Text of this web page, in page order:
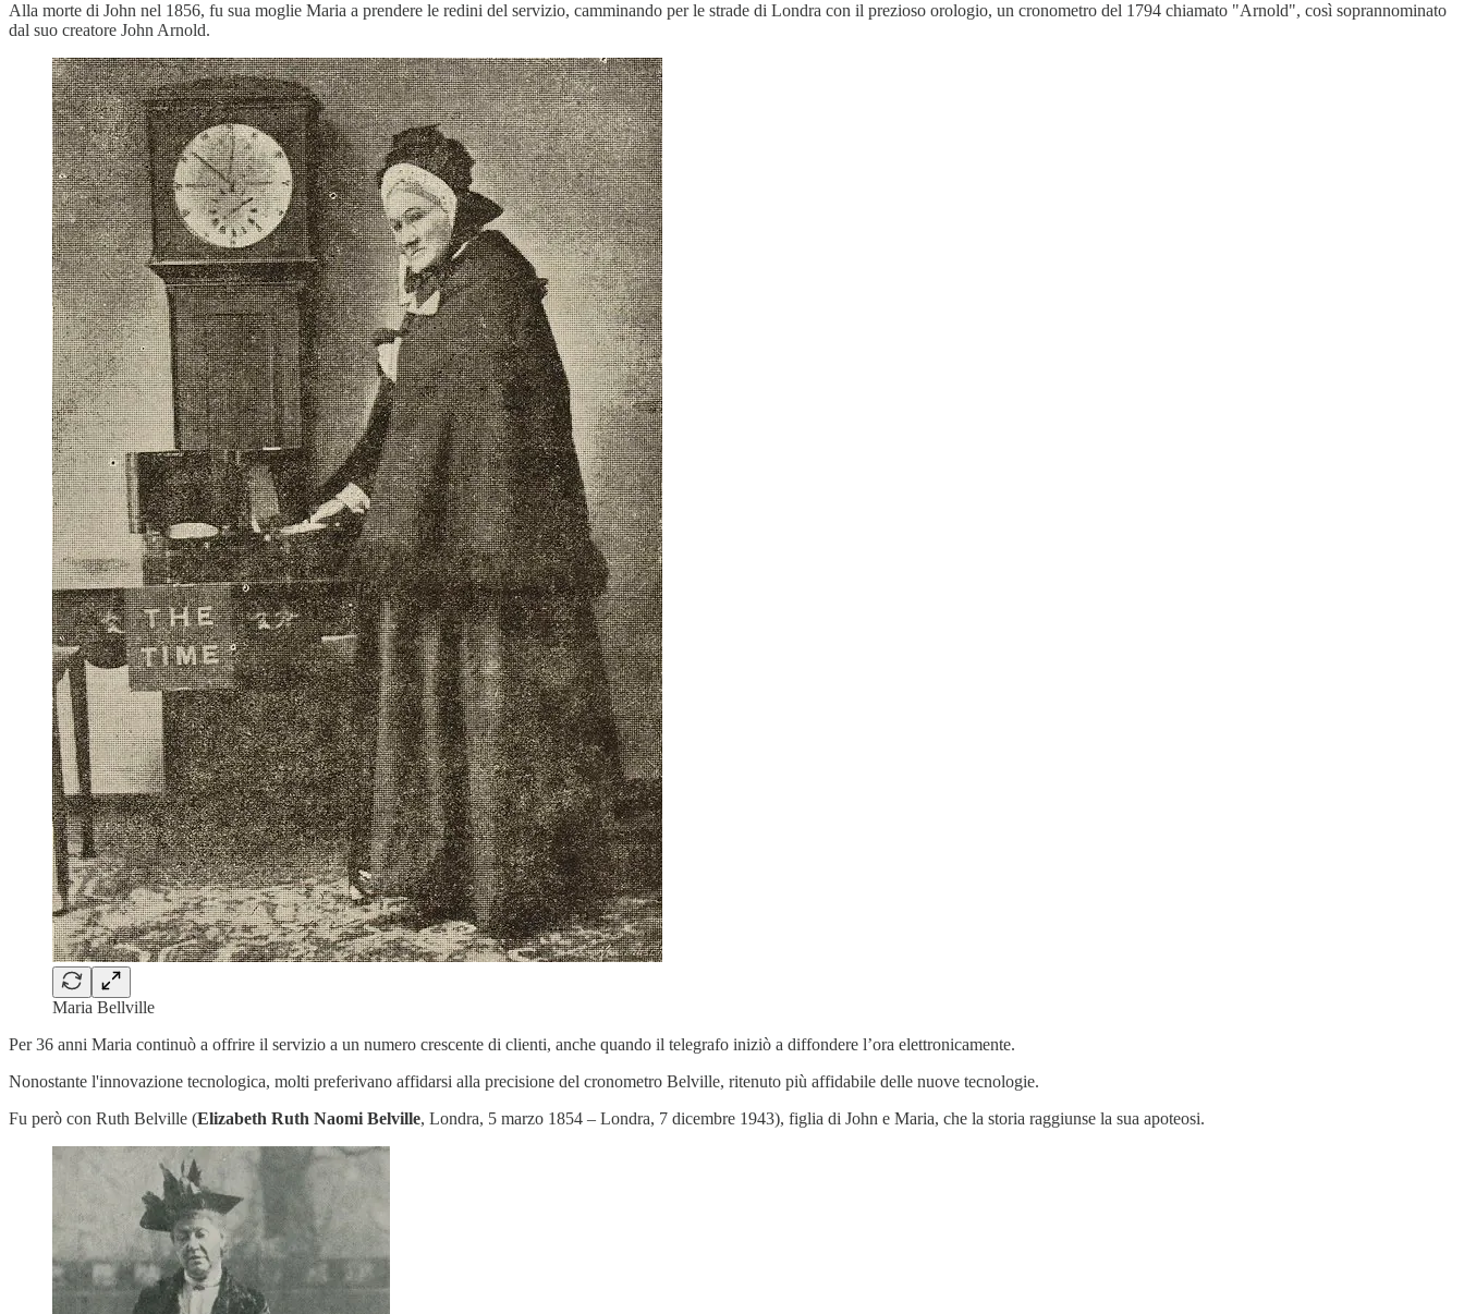
Alla morte di John nel 1856, fu sua moglie Maria a prendere le redini del servizio, camminando per le strade di Londra con il prezioso orologio, un cronometro del 1794 chiamato "Arnold", così soprannominato
dal suo creatore John Arnold.
Maria Bellville
Per 36 anni Maria continuò a offrire il servizio a un numero crescente di clienti, anche quando il telegrafo iniziò a diffondere l’ora elettronicamente.
Nonostante l'innovazione tecnologica, molti preferivano affidarsi alla precisione del cronometro Belville, ritenuto più affidabile delle nuove tecnologie.
Fu però con Ruth Belville (Elizabeth Ruth Naomi Belville, Londra, 5 marzo 1854 – Londra, 7 dicembre 1943), figlia di John e Maria, che la storia raggiunse la sua apoteosi.